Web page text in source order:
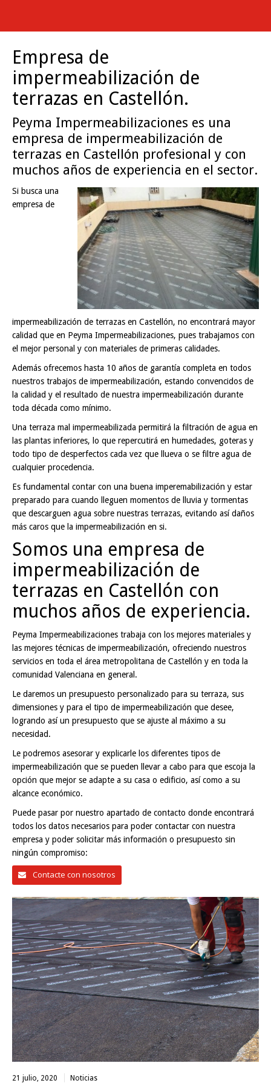
Empresa de
impermeabilización de
terrazas en Castellón.
Peyma Impermeabilizaciones es una
empresa de impermeabilización de
terrazas en Castellón profesional y con
muchos años de experiencia en el sector.
Si busca una
empresa de
impermeabilización de terrazas en Castellón, no encontrará mayor
calidad que en Peyma Impermeabilizaciones, pues trabajamos con
el mejor personal y con materiales de primeras calidades.
Además ofrecemos hasta 10 años de garantía completa en todos
nuestros trabajos de impermeabilización, estando convencidos de
la calidad y el resultado de nuestra impermeabilización durante
toda década como mínimo.
Una terraza mal impermeabilizada permitirá la filtración de agua en
las plantas inferiores, lo que repercutirá en humedades, goteras y
todo tipo de desperfectos cada vez que llueva o se filtre agua de
cualquier procedencia.
Es fundamental contar con una buena imperemabilización y estar
preparado para cuando lleguen momentos de lluvia y tormentas
que descarguen agua sobre nuestras terrazas, evitando así daños
más caros que la impermeabilización en si.
Somos una empresa de
impermeabilización de
terrazas en Castellón con
muchos años de experiencia.
Peyma Impermeabilizaciones trabaja con los mejores materiales y
las mejores técnicas de impermeabilización, ofreciendo nuestros
servicios en toda el área metropolitana de Castellón y en toda la
comunidad Valenciana en general.
Le daremos un presupuesto personalizado para su terraza, sus
dimensiones y para el tipo de impermeabilización que desee,
logrando así un presupuesto que se ajuste al máximo a su
necesidad.
Le podremos asesorar y explicarle los diferentes tipos de
impermeabilización que se pueden llevar a cabo para que escoja la
opción que mejor se adapte a su casa o edificio, así como a su
alcance económico.
Puede pasar por nuestro apartado de contacto donde encontrará
todos los datos necesarios para poder contactar con nuestra
empresa y poder solicitar más información o presupuesto sin
ningún compromiso:
Contacte con nosotros
21 julio, 2020 Noticias